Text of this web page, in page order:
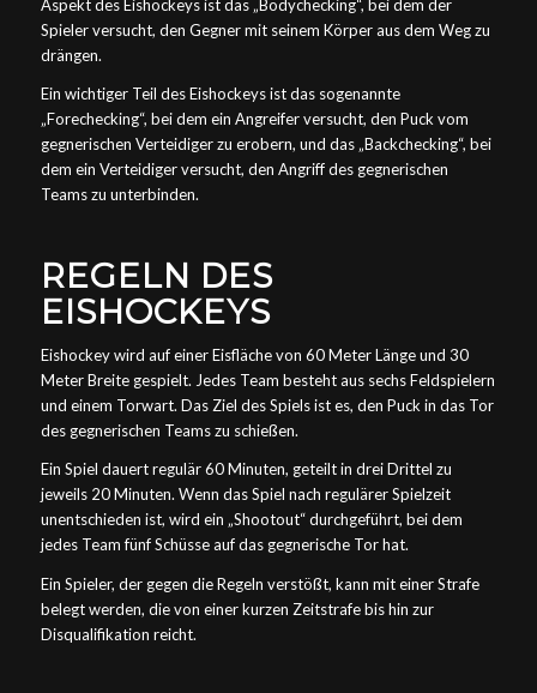
Aspekt des Eishockeys ist das „Bodychecking“, bei dem der
Spieler versucht, den Gegner mit seinem Körper aus dem Weg zu
drängen.
Ein wichtiger Teil des Eishockeys ist das sogenannte
„Forechecking“, bei dem ein Angreifer versucht, den Puck vom
gegnerischen Verteidiger zu erobern, und das „Backchecking“, bei
dem ein Verteidiger versucht, den Angriff des gegnerischen
Teams zu unterbinden.
REGELN DES
EISHOCKEYS
Eishockey wird auf einer Eisfläche von 60 Meter Länge und 30
Meter Breite gespielt. Jedes Team besteht aus sechs Feldspielern
und einem Torwart. Das Ziel des Spiels ist es, den Puck in das Tor
des gegnerischen Teams zu schießen.
Ein Spiel dauert regulär 60 Minuten, geteilt in drei Drittel zu
jeweils 20 Minuten. Wenn das Spiel nach regulärer Spielzeit
unentschieden ist, wird ein „Shootout“ durchgeführt, bei dem
jedes Team fünf Schüsse auf das gegnerische Tor hat.
Ein Spieler, der gegen die Regeln verstößt, kann mit einer Strafe
belegt werden, die von einer kurzen Zeitstrafe bis hin zur
Disqualifikation reicht.